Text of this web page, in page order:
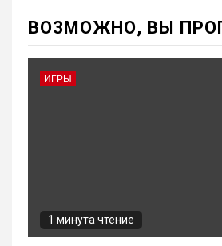
ВОЗМОЖНО, ВЫ
ИГРЫ
1 минута чтение